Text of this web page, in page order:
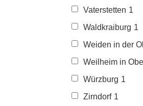
Vaterstetten 1
Waldkraiburg 1
Weiden in der
Weilheim in
Würzburg 1
Zirndorf 1